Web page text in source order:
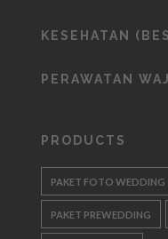
KESEHATAN
PERAWATAN
PRODUCTS
PAKET FOTO WEDDING
PAKET PREWEDDING